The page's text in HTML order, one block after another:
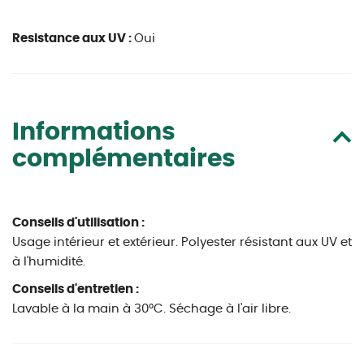
Resistance aux UV : Oui
Informations
complémentaires
Conseils d'utilisation :
Usage intérieur et extérieur. Polyester résistant aux UV et
à l'humidité.
Conseils d'entretien :
Lavable à la main à 30°C. Séchage à l'air libre.